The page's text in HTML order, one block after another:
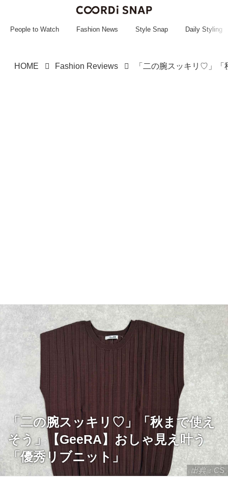
~~~~~~~~~~~
People to Watch Fashion News Style Snap Daily Styling
HOME Fashion Reviews
出典：CS
「二の腕スッキリ♡」「秋まで使え
そう」【GeeRA】おしゃ見え叶う
「優秀リブニット」